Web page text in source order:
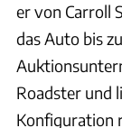
er von Carroll
das Auto bis
Roadster und
Konfiguration